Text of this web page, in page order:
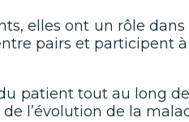
elles ont un rôle
pairs et participent
patient tout au long
l’évolution de la